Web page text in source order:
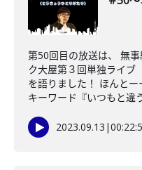
第50回目の放送は、 無
ク大屋第３回単独ライブ
を語りました！ ほんとー
キーワード『いつもと違
2023.09.13 |